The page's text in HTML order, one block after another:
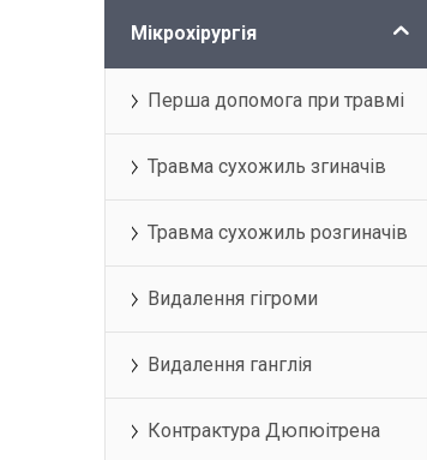
Мікрохірургія
Перша допомога при травмі
Травма сухожиль згиначів
Травма сухожиль розгиначів
Видалення гігроми
Видалення ганглія
Контрактура Дюпюітрена